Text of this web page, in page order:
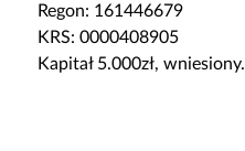
Regon: 161446679
KRS: 0000408905
Kapitał 5.000zł, wniesiony.